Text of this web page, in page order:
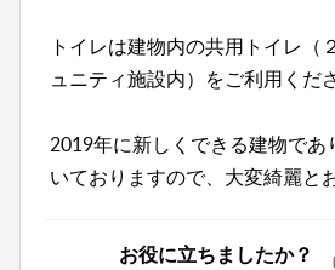
トイレは建物内の共用トイレ（
ュニティ施設内）をご利用くださ
2019年に新しくできる建物であ
いておりますので、大変綺麗と
お役に立ちましたか？